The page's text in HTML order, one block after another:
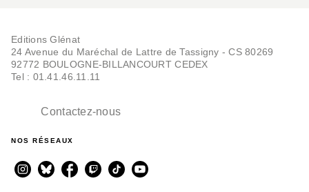
Editions Glénat
24 Avenue du Maréchal de Lattre de Tassigny - CS 80269
92772 BOULOGNE-BILLANCOURT CEDEX
Tel : 01.41.46.11.11
Contactez-nous
NOS RÉSEAUX